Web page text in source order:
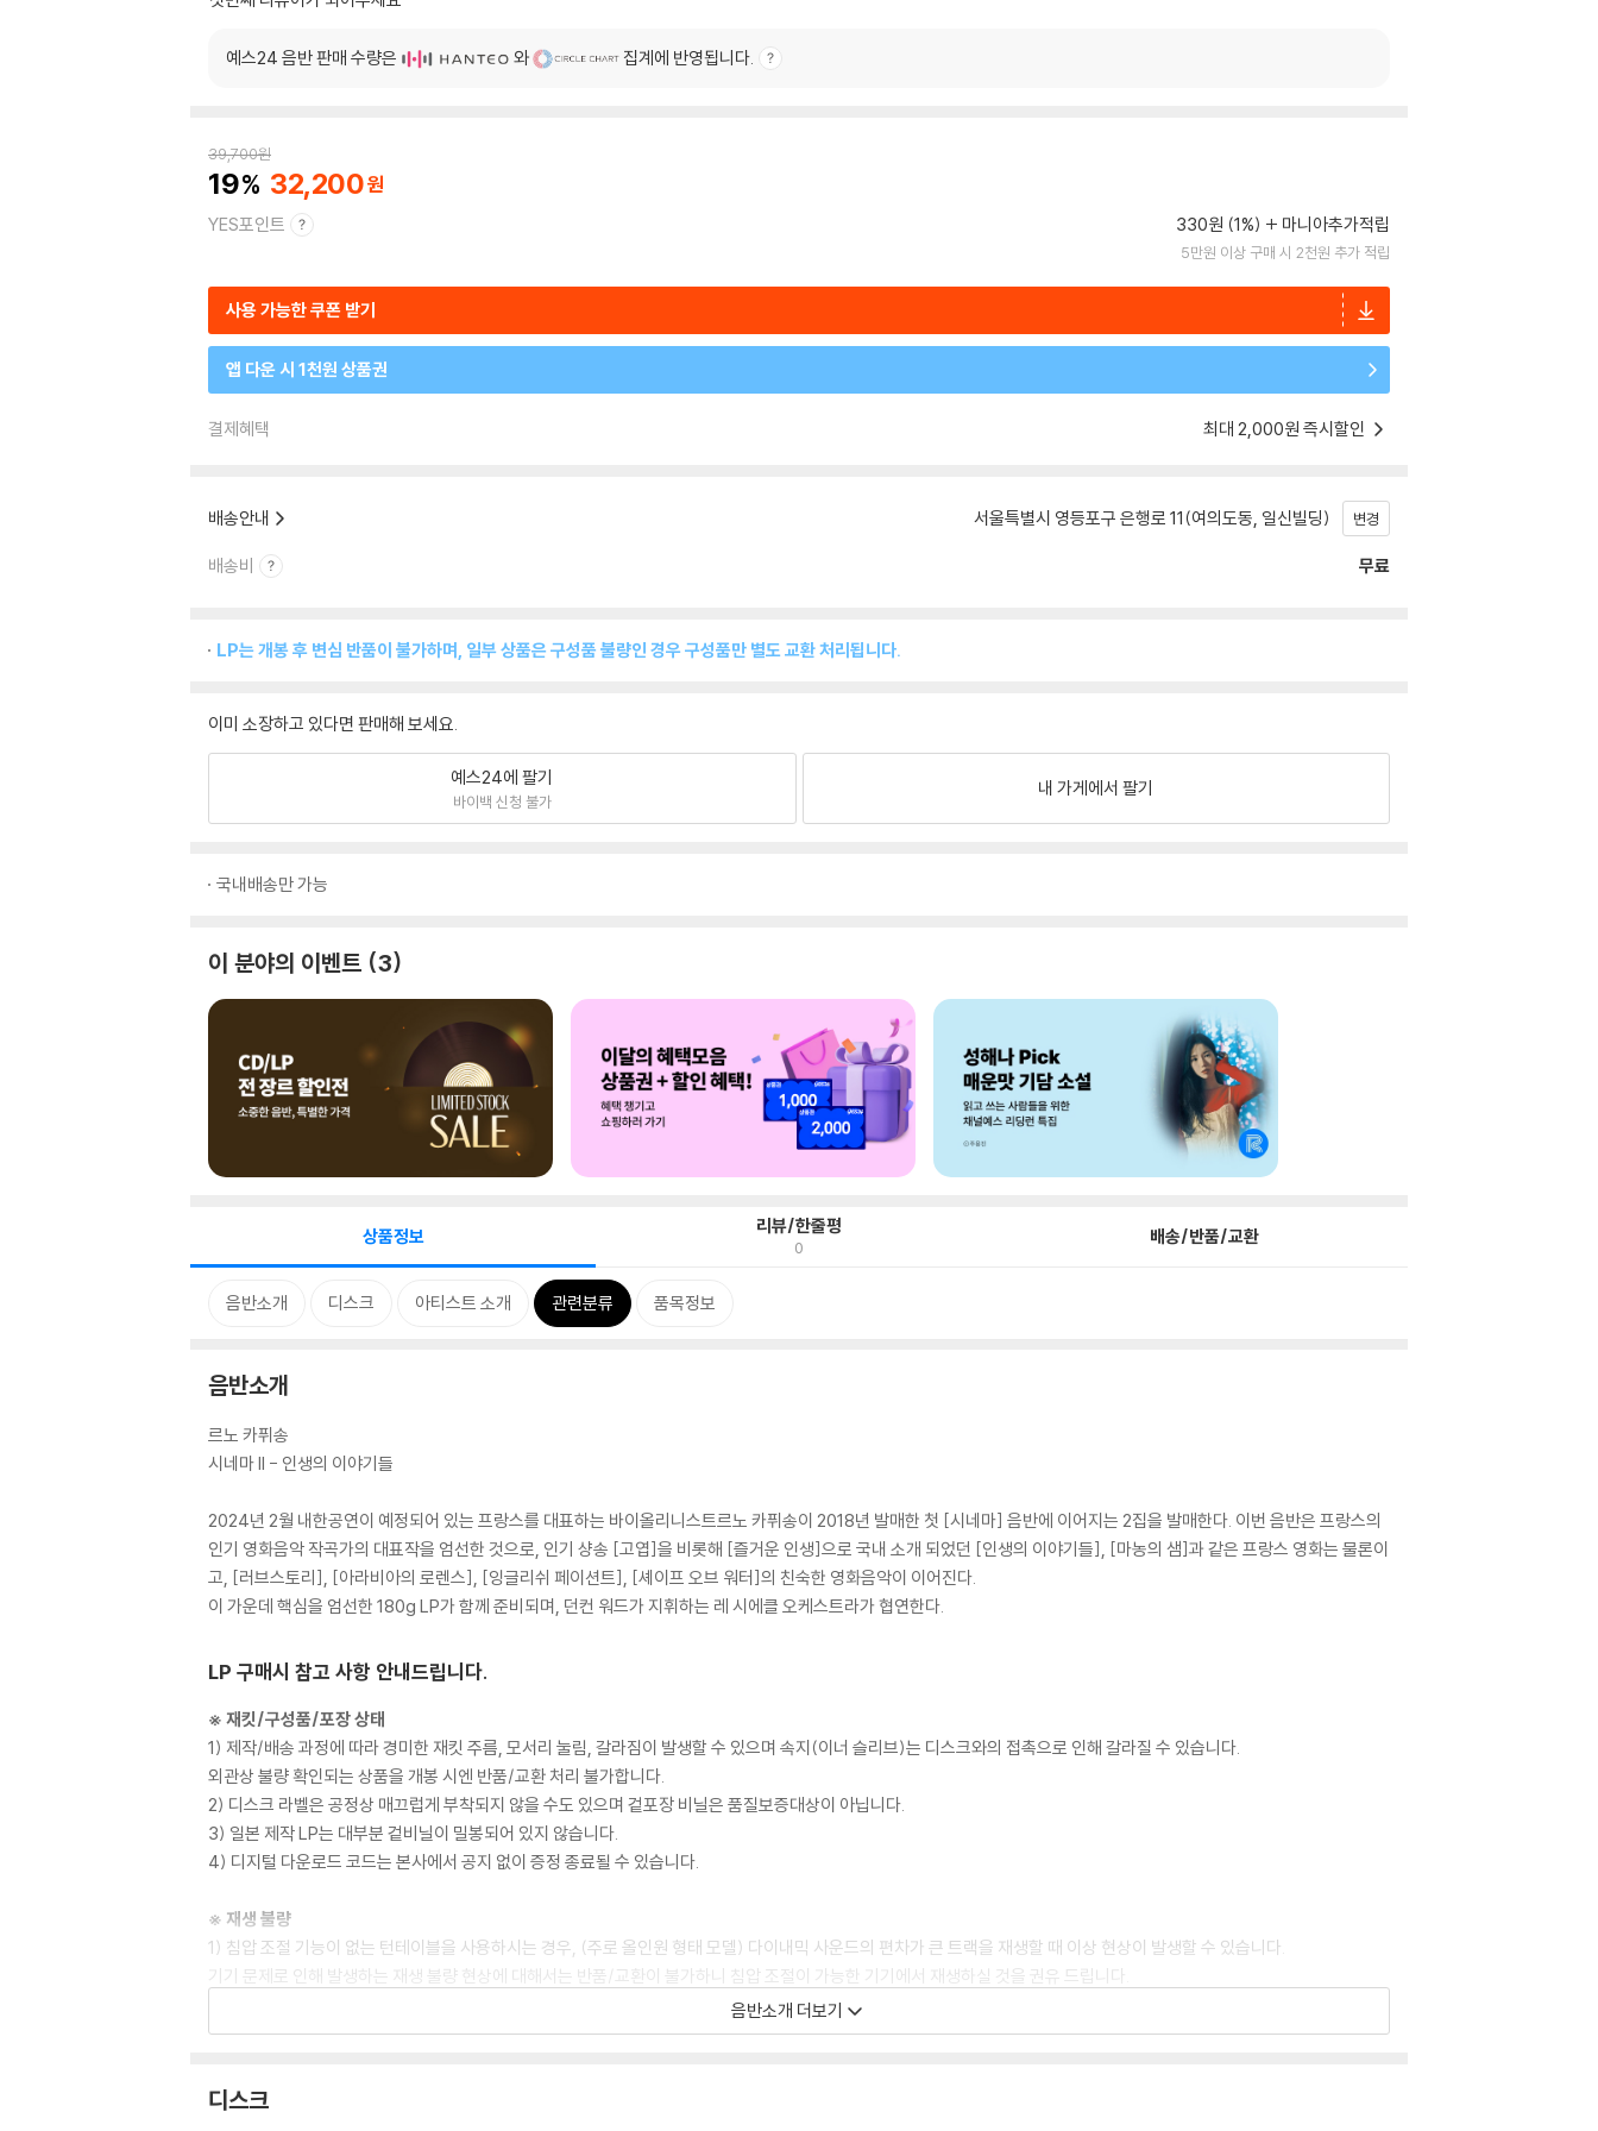
예스24 음반 판매 수량은 와 집계에 반영됩니다.
39,700원
19 32,200
YES포인트 330원 (1%) 마니아추가적립
5만원 이상 구매 시 2천원 추가 적립
사용 가능한 쿠폰 받기
앱 다운 시 1천원 상품권
결제혜택 최대 2,000원 즉시할인
배송안내 서울특별시 영등포구 은행로 11(여의도동, 일신빌딩) 변경
배송비 무료
LP는 개봉 후 변심 반품이 불가하며, 일부 상품은 구성품 불량인 경우 구성품만 별도 교환 처리됩니다.
이미 소장하고 있다면 판매해 보세요.
예스24에 팔기
바이백 신청 불가
내 가게에서 팔기
국내배송만 가능
이 분야의 이벤트 3
상품정보 리뷰/한줄평
0 배송/반품/교환
음반소개 디스크 아티스트 소개 관련분류 품목정보
음반소개
르노 카퓌송
시네마 II - 인생의 이야기들
2024년 2월 내한공연이 예정되어 있는 프랑스를 대표하는 바이올리니스트르노 카퓌송이 2018년 발매한 첫 [시네마] 음반에 이어지는 2집을 발매한다. 이번 음반은 프랑스의
인기 영화음악 작곡가의 대표작을 엄선한 것으로, 인기 샹송 [고엽]을 비롯해 [즐거운 인생]으로 국내 소개 되었던 [인생의 이야기들], [마농의 샘]과 같은 프랑스 영화는 물론이
고, [러브스토리], [아라비아의 로렌스], [잉글리쉬 페이션트], [셰이프 오브 워터]의 친숙한 영화음악이 이어진다.
이 가운데 핵심을 엄선한 180g LP가 함께 준비되며, 던컨 워드가 지휘하는 레 시에클 오케스트라가 협연한다.
LP 구매시 참고 사항 안내드립니다.
※ 재킷/구성품/포장 상태
1) 제작/배송 과정에 따라 경미한 재킷 주름, 모서리 눌림, 갈라짐이 발생할 수 있으며 속지(이너 슬리브)는 디스크와의 접촉으로 인해 갈라질 수 있습니다.
외관상 불량 확인되는 상품을 개봉 시엔 반품/교환 처리 불가합니다.
2) 디스크 라벨은 공정상 매끄럽게 부착되지 않을 수도 있으며 겉포장 비닐은 품질보증대상이 아닙니다.
3) 일본 제작 LP는 대부분 겉비닐이 밀봉되어 있지 않습니다.
4) 디지털 다운로드 코드는 본사에서 공지 없이 증정 종료될 수 있습니다.
※ 재생 불량
1) 침압 조절 기능이 없는 턴테이블을 사용하시는 경우, (주로 올인원 형태 모델) 다이내믹 사운드의 편차가 큰 트랙을 재생할 때 이상 현상이 발생할 수 있습니다.
기기 문제로 인해 발생하는 재생 불량 현상에 대해서는 반품/교환이 불가하니 침압 조절이 가능한 기기에서 재생하실 것을 권유 드립니다.
2) 디스크는 정전기와 먼지로 인해 재생이 원활하지 않은 경우가 있습니다. 전용 제품으로 이를 제거하면 대부분 해결됩니다.
3) 바늘에 먼지가 쌓이는 경우에도 재생이 원활하지 않을 수 있습니다.
※ 디스크 외관 불량
1) 열을 가하여 제작하는 바이닐 공정 특성상 디스크 표면이 미세하게 울렁거리거나 휘어지는 경우가 있습니다.
음반소개 더보기
디스크